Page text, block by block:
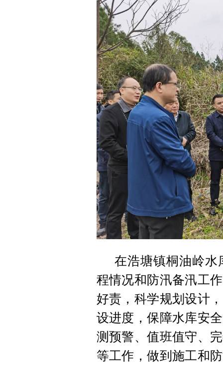
在浩塘镇桐油岭水
程情况和防汛备汛工
好责，科学规划设计
设进度，保障水库安
测预警、值班值守、
等工作，做到施工和